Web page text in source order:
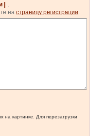
|
.
на страницу регистрации.
на картинке. Для перезагрузки